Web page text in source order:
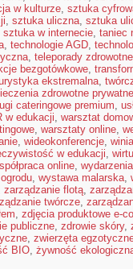
w kulturze, sztuka
, sztuka uliczna, sztuka
sztuka w internecie, taniec
, technologie AGD,
, teleporady zdrowotne
bezgotówkowe,
ekstremalna,
zdrowotne prywatne
cateringowe premium,
w edukacji, warsztat
, warsztaty online,
, wideokonferencje,
w edukacji,
online,
, wystawa malarska,
zarządzanie flotą,
twórcze,
, zdjęcia produktowe e-
publiczne, zdrowie skóry,
, zwierzęta
BIO, żywność